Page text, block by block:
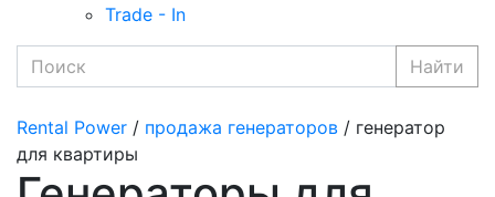
Trade - In
Найти
Rental Power / продажа генераторов / генератор
для квартиры